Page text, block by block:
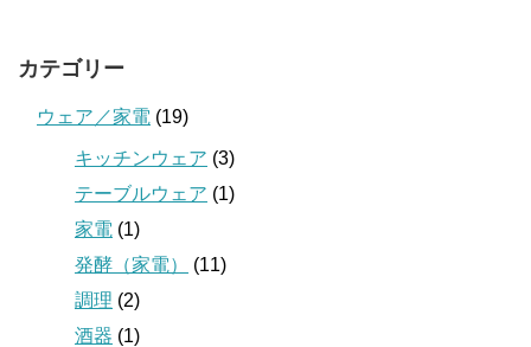
カテゴリー
ウェア／家電 (19)
キッチンウェア (3)
テーブルウェア (1)
家電 (1)
発酵（家電）
(11)
調理 (2)
酒器 (1)